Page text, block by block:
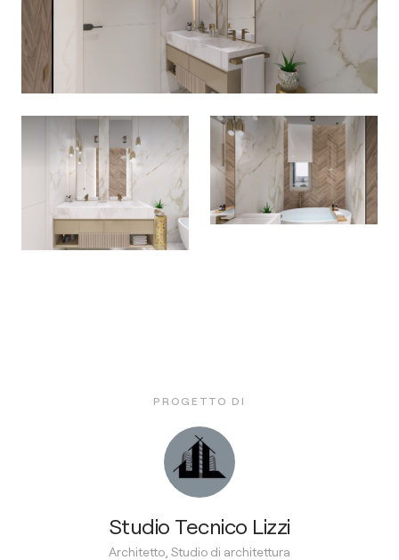
PROGETTO DI
Studio Tecnico Lizzi
Architetto, Studio di architettura